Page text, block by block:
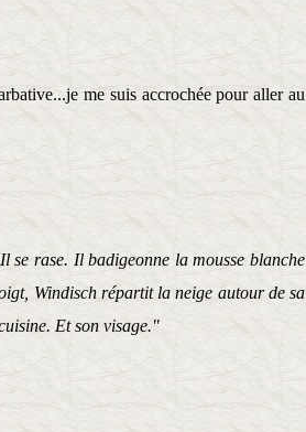
me suis accrochée pour aller au
se rase. Il badigeonne la mousse blanche
Windisch répartit la neige autour de sa
Et son visage."